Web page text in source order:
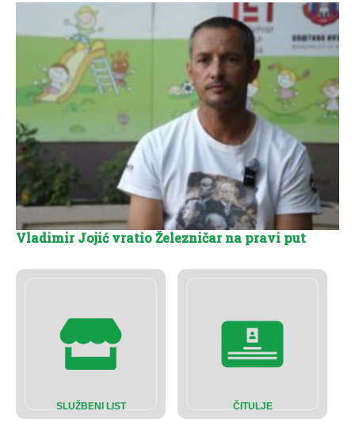
SLUŽBENI LIST ČITULJE
Vladimir Jojić vratio Železničar na pravi put